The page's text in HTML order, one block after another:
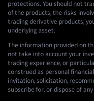
protections. You should not
of the products, the risks
trading derivative products,
underlying asset.
The information provided on
not take into account your
trading experience, or
construed as personal
invitation, solicitation,
subscribe for, or dispose of